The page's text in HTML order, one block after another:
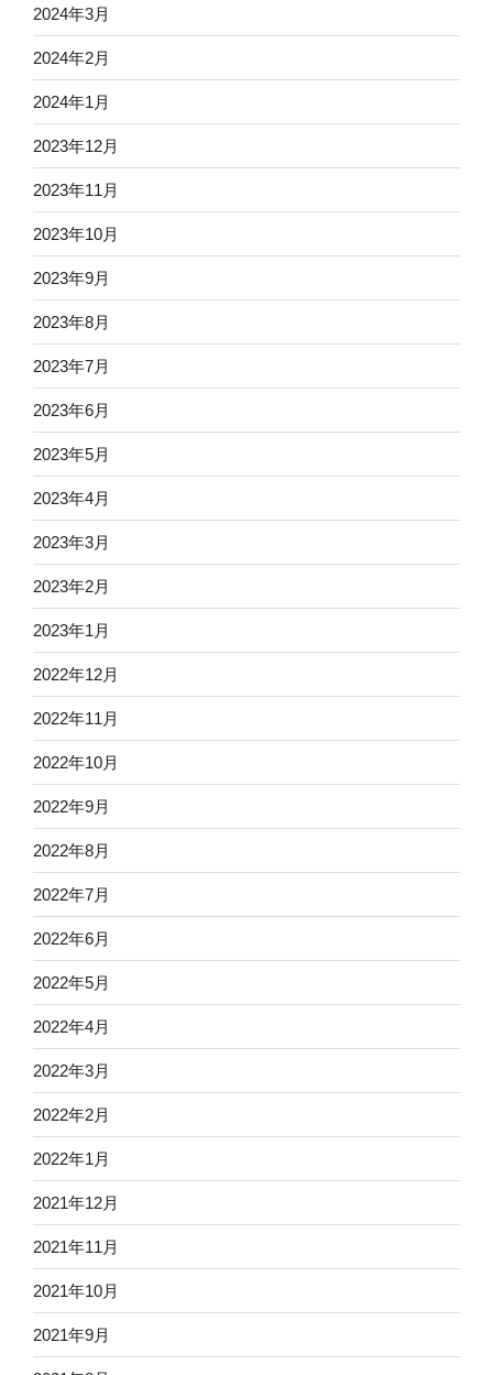
2024年3月
2024年2月
2024年1月
2023年12月
2023年11月
2023年10月
2023年9月
2023年8月
2023年7月
2023年6月
2023年5月
2023年4月
2023年3月
2023年2月
2023年1月
2022年12月
2022年11月
2022年10月
2022年9月
2022年8月
2022年7月
2022年6月
2022年5月
2022年4月
2022年3月
2022年2月
2022年1月
2021年12月
2021年11月
2021年10月
2021年9月